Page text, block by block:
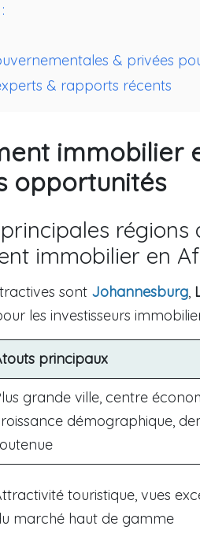
& privées
& rapports récents
immobilier
opportunités
immobilier en
sont Johannesburg,
les investisseurs
principaux
grande ville, centre
démographique,
touristique, vues
marché haut de gamme